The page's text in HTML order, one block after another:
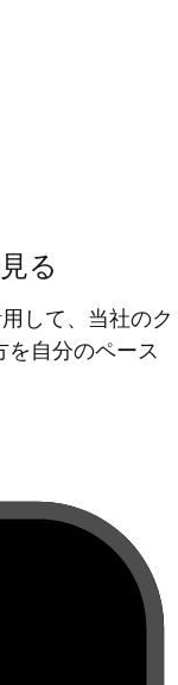
る
して、当社のク
を自分のペース